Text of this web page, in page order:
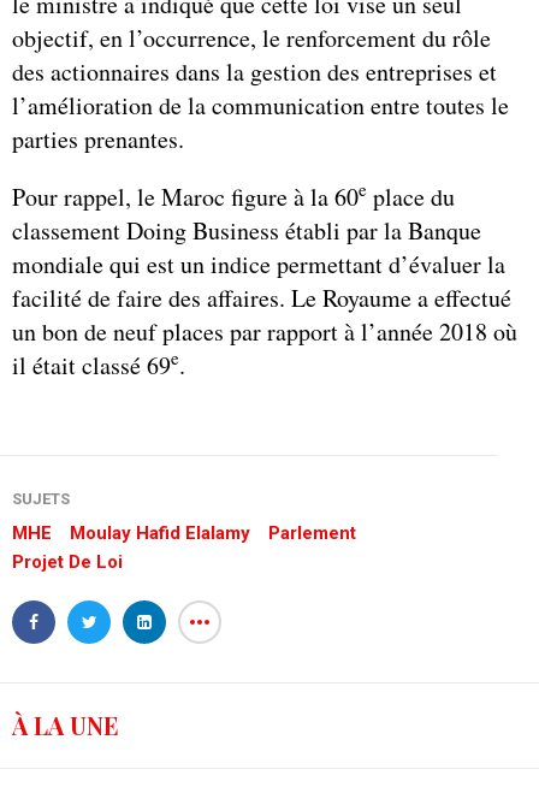
objectif, en l’occurrence, le renforcement du rôle
des actionnaires dans la gestion des entreprises et
l’amélioration de la communication entre toutes le
parties prenantes.
Pour rappel, le Maroc figure à la 60e place du
classement Doing Business établi par la Banque
mondiale qui est un indice permettant d’évaluer la
facilité de faire des affaires. Le Royaume a effectué
un bon de neuf places par rapport à l’année 2018 où
il était classé 69e.
SUJETS
MHE Moulay Hafid Elalamy
Parlement
Projet De Loi
À LA UNE